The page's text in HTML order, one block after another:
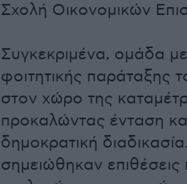
Σχολή Οικονομικών
Συγκεκριμένα, ομάδα
φοιτητικής παράταξης
στον χώρο της
προκαλώντας ένταση
δημοκρατική
σημειώθηκαν επιθέσεις